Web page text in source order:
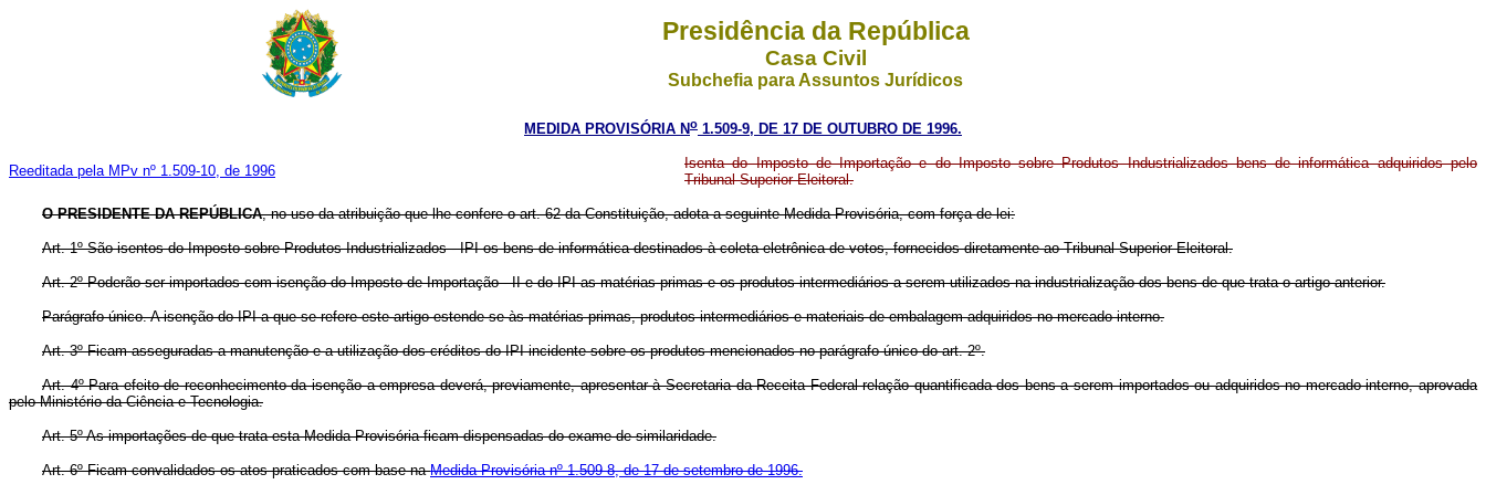
Presidência da República
Casa Civil
Subchefia para Assuntos Jurídicos
MEDIDA PROVISÓRIA No 1.509-9, DE 17 DE OUTUBRO DE 1996.
Reeditada pela MPv nº 1.509-10, de 1996
Isenta do Imposto de Importação e do Imposto sobre Produtos Industrializados bens de informática adquiridos pelo
Tribunal Superior Eleitoral.
O PRESIDENTE DA REPÚBLICA, no uso da atribuição que lhe confere o art. 62 da Constituição, adota a seguinte Medida Provisória, com força de lei:
Art. 1º São isentos do Imposto sobre Produtos Industrializados - IPI os bens de informática destinados à coleta eletrônica de votos, fornecidos diretamente ao Tribunal Superior Eleitoral.
Art. 2º Poderão ser importados com isenção do Imposto de Importação - II e do IPI as matérias-primas e os produtos intermediários a serem utilizados na industrialização dos bens de que trata o artigo anterior.
Parágrafo único. A isenção do IPI a que se refere este artigo estende-se às matérias-primas, produtos intermediários e materiais de embalagem adquiridos no mercado interno.
Art. 3º Ficam asseguradas a manutenção e a utilização dos créditos do IPI incidente sobre os produtos mencionados no parágrafo único do art. 2º.
Art. 4º Para efeito de reconhecimento da isenção a empresa deverá, previamente, apresentar à Secretaria da Receita Federal relação quantificada dos bens a serem importados ou adquiridos no mercado interno, aprovada
pelo Ministério da Ciência e Tecnologia.
Art. 5º As importações de que trata esta Medida Provisória ficam dispensadas do exame de similaridade.
Art. 6º Ficam convalidados os atos praticados com base naMedida Provisória nº 1.509-8, de 17 de setembro de 1996.